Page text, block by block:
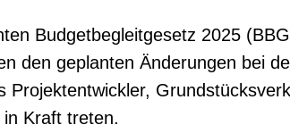
Budgetbegleitgesetz 2025
den geplanten Änderungen bei
Projektentwickler,
Kraft treten.